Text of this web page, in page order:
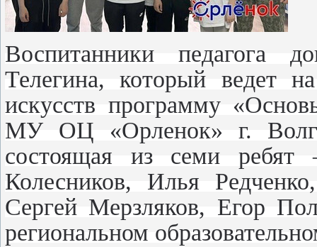
Воспитанники педагога
Телегина, который ведет
искусств программу
МУ ОЦ «Орленок» г.
состоящая из семи
Колесников, Илья
Сергей Мерзляков, Егор
региональном